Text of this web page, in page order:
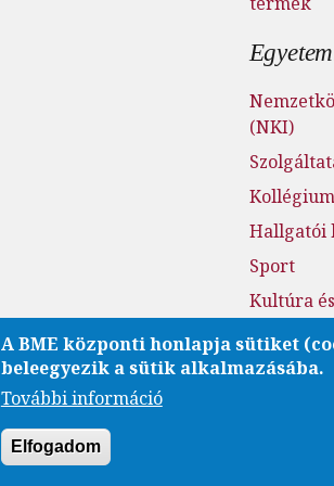
(NKI)
Hallgatói
Sport
Kultúra
A BME központi honlapja sütiket
beleegyezik a sütik alkalmazásába.
További információ
Elfogadom